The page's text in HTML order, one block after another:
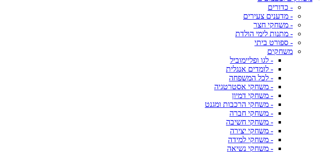
- כדורים
- מדענים צעירים
- משחקי חצר
- מתנות לימי הולדת
- ספורט ביתי
משחקים
- לגו ופליימוביל
- לומדים אנגלית
- לכל המשפחה
- משחקי אסטרטגיה
- משחקי דמיון
- משחקי הרכבות ומגנט
- משחקי חברה
- משחקי חשיבה
- משחקי יצירה
- משחקי למידה
- משחקי נשיאה